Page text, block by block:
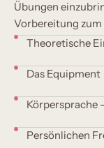
Übungen
Vorbereitung zum
Theoretische
Das Equipment
Körpersprache
Persönlichen